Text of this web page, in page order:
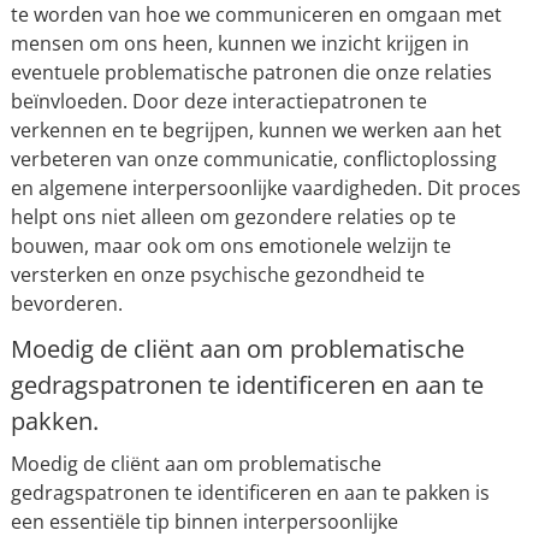
te worden van hoe we communiceren en omgaan met
mensen om ons heen, kunnen we inzicht krijgen in
eventuele problematische patronen die onze relaties
beïnvloeden. Door deze interactiepatronen te
verkennen en te begrijpen, kunnen we werken aan het
verbeteren van onze communicatie, conflictoplossing
en algemene interpersoonlijke vaardigheden. Dit proces
helpt ons niet alleen om gezondere relaties op te
bouwen, maar ook om ons emotionele welzijn te
versterken en onze psychische gezondheid te
bevorderen.
Moedig de cliënt aan om problematische
gedragspatronen te identificeren en aan te
pakken.
Moedig de cliënt aan om problematische
gedragspatronen te identificeren en aan te pakken is
een essentiële tip binnen interpersoonlijke